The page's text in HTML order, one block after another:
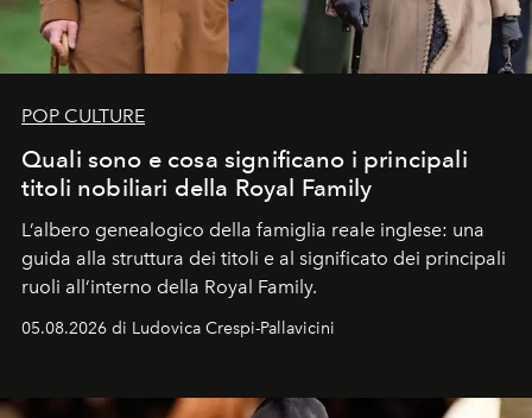
POP CULTURE
Quali sono e cosa significano i principali
titoli nobiliari della Royal Family
L’albero genealogico della famiglia reale inglese: una
guida alla struttura dei titoli e al significato dei principali
ruoli all’interno della Royal Family.
05.08.2026 di Ludovica Crespi-Pallavicini